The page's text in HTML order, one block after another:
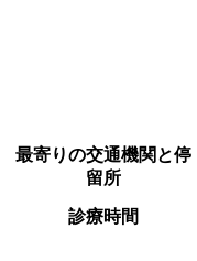
最寄りの交通機関と停
留所
診療時間